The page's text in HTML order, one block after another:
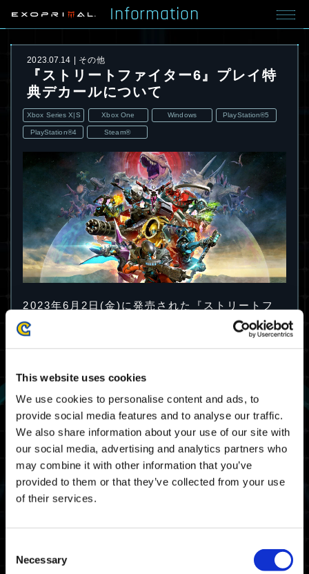
This website uses cookies
We use cookies to personalise content and ads, to
provide social media features and to analyse our traffic.
We also share information about your use of our site with
our social media, advertising and analytics partners who
may combine it with other information that you’ve
provided to them or that they’ve collected from your use
of their services.
Selection
Necessary
Information
2023.07.14 その他
『ストリートファイター6』プレイ特
典デカールについて
Xbox Series X|S Xbox One Windows PlayStation®5
PlayStation®4 Steam®
2023年6月2日(金)に発売された『ストリートフ
ァイター6』のセーブデータをお持ちの方限定で
『EXOPRIMAL』で装着できるデカールを入手頂
けます。
『ストリートファイター6』プレイ特典